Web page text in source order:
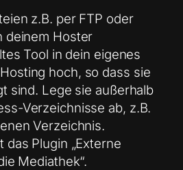
z.B. per FTP oder
deinem Hoster
Tool in dein eigenes
hoch, so dass sie
sind. Lege sie außerhalb
Verzeichnisse ab, z.B.
Verzeichnis.
das Plugin „Externe
Mediathek“.